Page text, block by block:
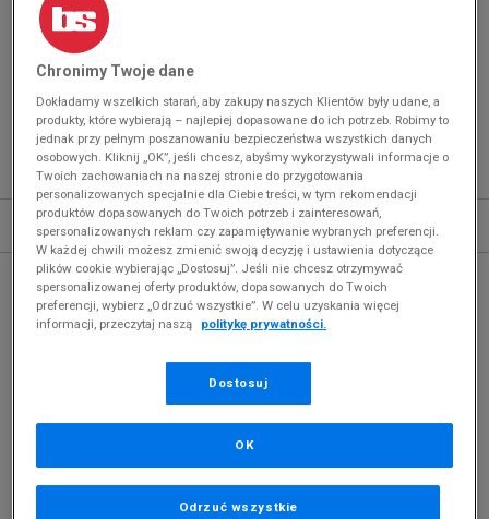
Strona główna
NEW ERA DZIECIĘCE
Produkty pochodzą z końcówek aktualnych
kolekcji, ubiegłych sezonów lub z ekspozycji.
Szczegóły.
ROZWIŃ FILTRY
Sortuj
REKOMENDOWANE
Chronimy Twoje dane
Dokładamy wszelkich starań, aby zakupy naszych Klientów były udane, a
produkty, które wybierają – najlepiej dopasowane do ich potrzeb. Robimy to
jednak przy pełnym poszanowaniu bezpieczeństwa wszystkich danych
osobowych. Kliknij „OK”, jeśli chcesz, abyśmy wykorzystywali informacje o
Twoich zachowaniach na naszej stronie do przygotowania
personalizowanych specjalnie dla Ciebie treści, w tym rekomendacji
produktów dopasowanych do Twoich potrzeb i zainteresowań,
spersonalizowanych reklam czy zapamiętywanie wybranych preferencji.
W każdej chwili możesz zmienić swoją decyzję i ustawienia dotyczące
plików cookie wybierając „Dostosuj”. Jeśli nie chcesz otrzymywać
spersonalizowanej oferty produktów, dopasowanych do Twoich
preferencji, wybierz „Odrzuć wszystkie”. W celu uzyskania więcej
informacji, przeczytaj naszą
politykę prywatności.
Dostosuj
Odrzuć wszystkie
OK